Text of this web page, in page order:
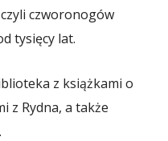
czworonogów
tysięcy lat.
z książkami o
z Rydna, a także